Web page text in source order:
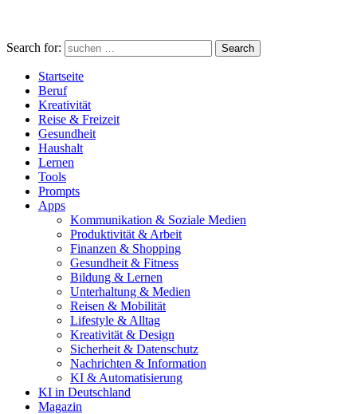
Search for: Search
Startseite
Beruf
Kreativität
Reise & Freizeit
Gesundheit
Haushalt
Lernen
Tools
Prompts
Apps
Kommunikation & Soziale Medien
Produktivität & Arbeit
Finanzen & Shopping
Gesundheit & Fitness
Bildung & Lernen
Unterhaltung & Medien
Reisen & Mobilität
Lifestyle & Alltag
Kreativität & Design
Sicherheit & Datenschutz
Nachrichten & Information
KI & Automatisierung
KI in Deutschland
Magazin